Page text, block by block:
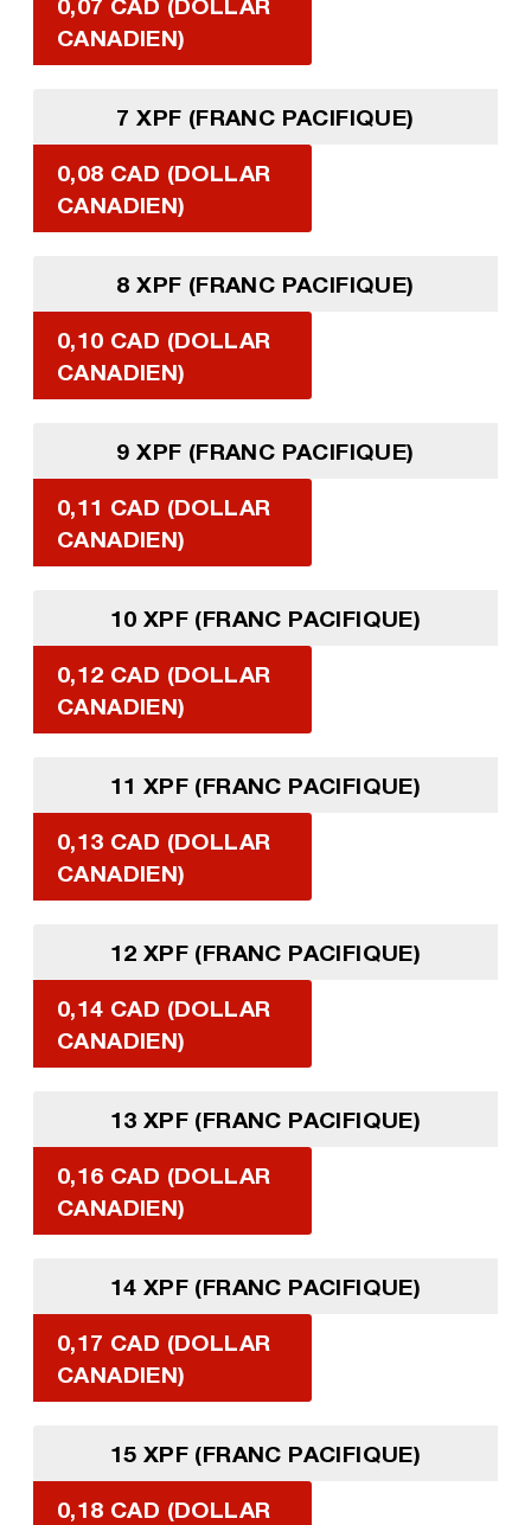
CANADIEN)
7 XPF (FRANC PACIFIQUE)
0,08 CAD (DOLLAR
CANADIEN)
8 XPF (FRANC PACIFIQUE)
0,10 CAD (DOLLAR
CANADIEN)
9 XPF (FRANC PACIFIQUE)
0,11 CAD (DOLLAR
CANADIEN)
10 XPF (FRANC PACIFIQUE)
0,12 CAD (DOLLAR
CANADIEN)
11 XPF (FRANC PACIFIQUE)
0,13 CAD (DOLLAR
CANADIEN)
12 XPF (FRANC PACIFIQUE)
0,14 CAD (DOLLAR
CANADIEN)
13 XPF (FRANC PACIFIQUE)
0,16 CAD (DOLLAR
CANADIEN)
14 XPF (FRANC PACIFIQUE)
0,17 CAD (DOLLAR
CANADIEN)
15 XPF (FRANC PACIFIQUE)
0,18 CAD (DOLLAR